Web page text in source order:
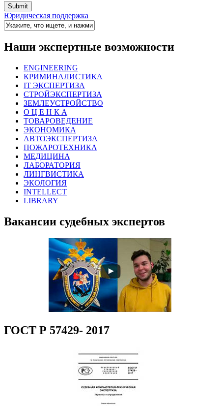
Юридическая поддержка
Наши экспертные возможности
ENGINEERING
КРИМИНАЛИСТИКА
IT ЭКСПЕРТИЗА
СТРОЙЭКСПЕРТИЗА
ЗЕМЛЕУСТРОЙСТВО
О Ц Е Н К А
ТОВАРОВЕДЕНИЕ
ЭКОНОМИКА
АВТОЭКСПЕРТИЗА
ПОЖАРОТЕХНИКА
МЕДИЦИНА
ЛАБОРАТОРИЯ
ЛИНГВИСТИКА
ЭКОЛОГИЯ
INTELLECT
LIBRARY
Вакансии судебных экспертов
ГОСТ Р 57429- 2017